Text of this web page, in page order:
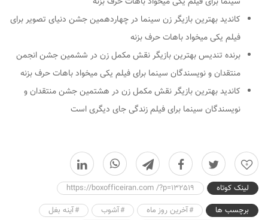
کاندید بهترین بازیگر زن سینما در چهاردهمین جشن دنیای تصویر برای
فیلم یکی میخواد باهات حرف بزنه
برنده تندیس بهترین بازیگر نقش مکمل زن در ششمین جشن انجمن
منتقدان و نویسندگان سینما برای فیلم یکی میخواد باهات حرف بزنه
کاندید بهترین بازیگر نقش مکمل زن در هشتمین جشن منتقدان و
نویسندگان سینما برای فیلم زندگی جای دیگری است
0
لینک کوتاه
https://boxofficeiran.com /?p=132519
برچسب ها
آخرین روز ماه آشوب
آینه بغل